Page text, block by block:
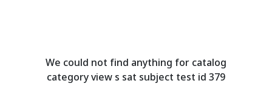
We could not find anything for catalog
category view s sat subject test id 379